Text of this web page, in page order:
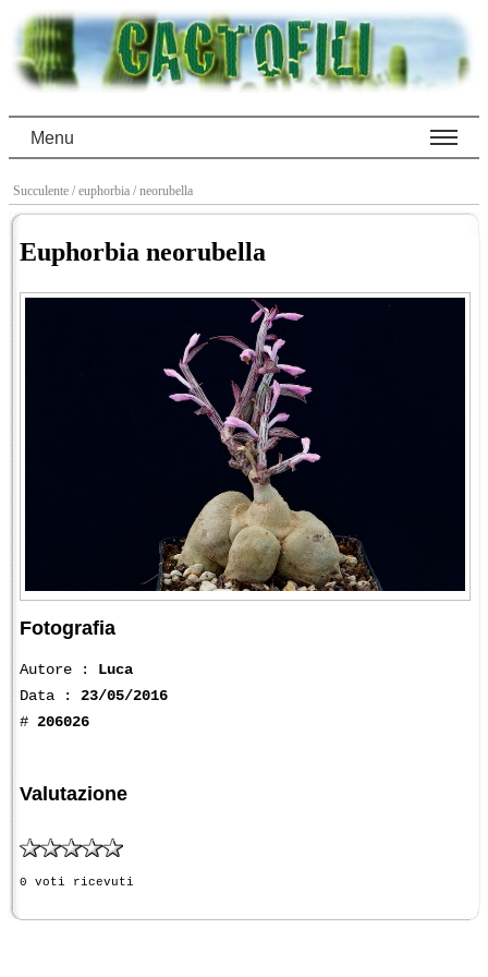
Menu
Succulente / euphorbia / neorubella
Euphorbia neorubella
Fotografia
Autore : Luca
Data : 23/05/2016
# 206026
Valutazione
0 voti ricevuti